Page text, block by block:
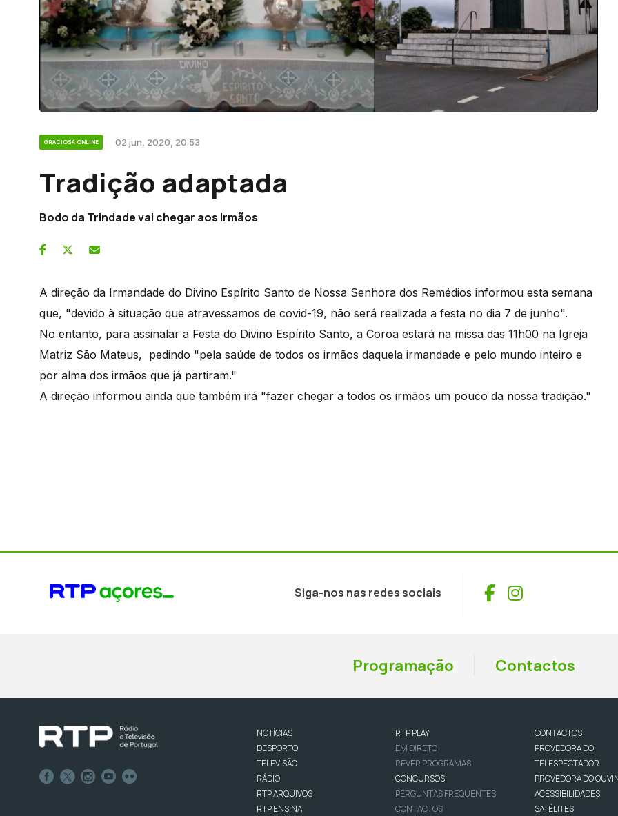
GRACIOSA ONLINE 02 jun, 2020, 20:53
Tradição adaptada
Bodo da Trindade vai chegar aos Irmãos
A direção da Irmandade do Divino Espírito Santo de Nossa Senhora dos Remédios informou esta semana
que, "devido à situação que atravessamos de covid-19, não será realizada a festa no dia 7 de junho".
No entanto, para assinalar a Festa do Divino Espírito Santo, a Coroa estará na missa das 11h00 na Igreja
Matriz São Mateus, pedindo "pela saúde de todos os irmãos daquela irmandade e pelo mundo inteiro e
por alma dos irmãos que já partiram."
A direção informou ainda que também irá "fazer chegar a todos os irmãos um pouco da nossa tradição."
Siga-nos nas redes sociais Facebook
Instagram
Programação Contactos
NOTÍCIAS
DESPORTO
TELEVISÃO
RÁDIO
RTP ARQUIVOS
RTP ENSINA
RTP PLAY
EM DIRETO
REVER PROGRAMAS
CONCURSOS
PERGUNTAS FREQUENTES
CONTACTOS
CONTACTOS
PROVEDORA DO
TELESPECTADOR
PROVEDORA DO
ACESSIBILIDADES
SATÉLITES